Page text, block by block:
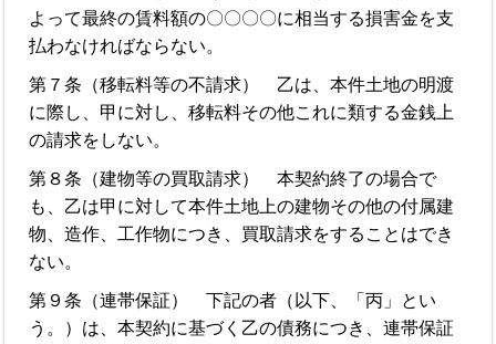
よって最終の賃料額の〇〇〇〇に相当する損害金を支
払わなければならない。
第７条（移転料等の不請求） 乙は、本件土地の明渡
に際し、甲に対し、移転料その他これに類する金銭上
の請求をしない。
第８条（建物等の買取請求） 本契約終了の場合で
も、乙は甲に対して本件土地上の建物その他の付属建
物、造作、工作物につき、買取請求をすることはでき
ない。
第９条（連帯保証） 下記の者（以下、「丙」とい
う。）は、本契約に基づく乙の債務につき、連帯保証